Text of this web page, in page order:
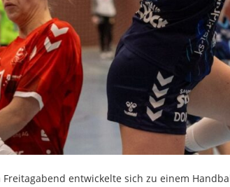
Freitagabend entwickelte sich zu einem